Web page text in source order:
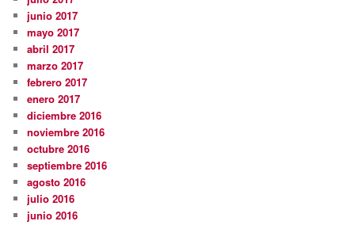
junio 2017
mayo 2017
abril 2017
marzo 2017
febrero 2017
enero 2017
diciembre 2016
noviembre 2016
octubre 2016
septiembre 2016
agosto 2016
julio 2016
junio 2016